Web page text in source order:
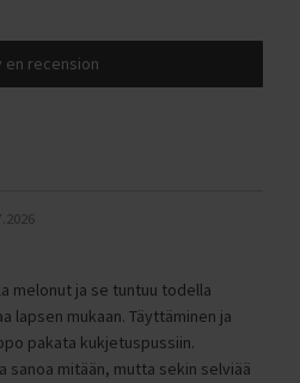
en recension
melonut ja se tuntuu todella
lapsen mukaan. Täyttäminen ja
pakata kukjetuspussiin.
sanoa mitään, mutta sekin selviää